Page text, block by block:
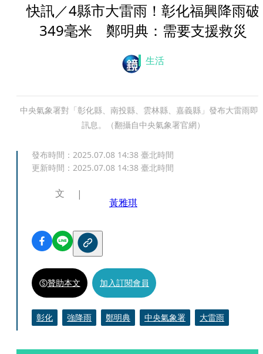
快訊／4縣市大雷雨！彰化福興降雨破
349毫米 鄭明典：需要支援救災
生活
中央氣象署對「彰化縣、南投縣、雲林縣、嘉義縣」發布大雷雨即
訊息。（翻攝自中央氣象署官網）
發布時間： 2025.07.08 14:38 臺北時間
更新時間： 2025.07.08 14:38 臺北時間
文
黃雅琪
贊助本文 加入訂閱會員
彰化 強降雨 鄭明典 中央氣象署 大雷雨